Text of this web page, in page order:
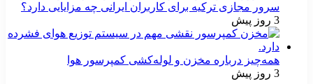
سرور مجازی ترکیه برای کاربران ایرانی چه مزایایی دارد؟
3 روز پیش
همه‌چیز درباره مخزن و لوله‌کشی کمپرسور هوا
3 روز پیش